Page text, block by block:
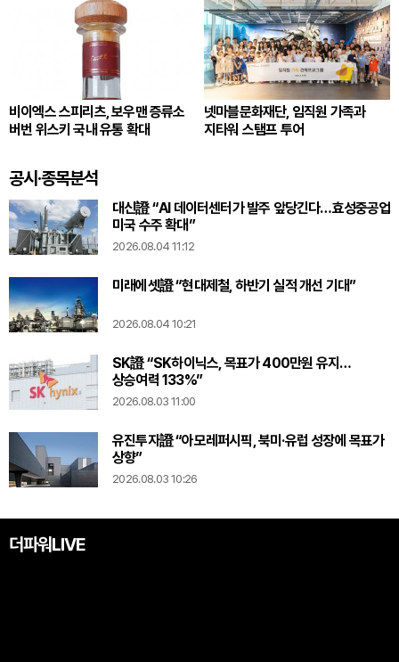
비이엑스 스피리츠, 보우맨 증류소
버번 위스키 국내 유통 확대
넷마블문화재단, 임직원 가족과
지타워 스탬프 투어
공시·종목분석
대신證 “AI 데이터센터가 발주 앞당긴다…효성중공업
미국 수주 확대”
2026.08.04 11:12
미래에셋證 “현대제철, 하반기 실적 개선 기대”
2026.08.04 10:21
SK證 “SK하이닉스, 목표가 400만원 유지…
상승여력 133%”
2026.08.03 11:00
유진투자證 “아모레퍼시픽, 북미·유럽 성장에 목표가
상향”
2026.08.03 10:26
더파워LIVE